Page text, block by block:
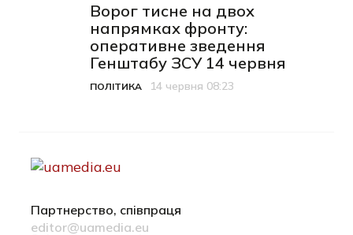
Ворог тисне на двох
напрямках фронту:
оперативне зведення
Генштабу ЗСУ 14 червня
Категорія
ПОЛІТИКА
Дата публікації
14 червня 08:23
Партнерство, співпраця
editor@uamedia.eu